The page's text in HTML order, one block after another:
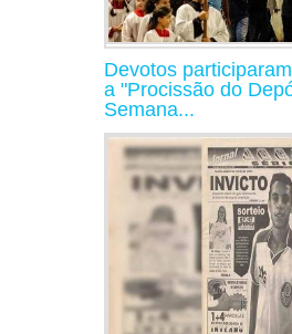
Devotos
a "Procissão do
Semana...